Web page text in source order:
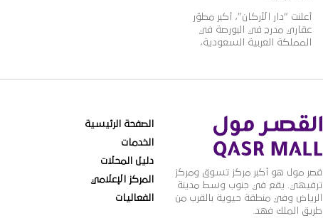
أعلنت “دار الأركان”، أكبر مطوّر
عقاري مدرج في البورصة في
المملكة العربية السعودية،
الشركة الرائدة في مجال تطوير
والترفيه على مستوى منطقة
الشرق الأوسط وأفريقيا
وآسيا، وذلك لافتتاح مجمّع
دور عرض “ڤوكس سينما” في
المملكة العربية السعودية.
وقد تمّ توقيع […]
المملكة العربية السعودية […]
قصر مول هو أكبر مركز تسوق ومركز
ترفيهي. يقع في جنوب وسط مدينة
الرياض وفي منطقة حيوية بالقرب من
طريق الملك فهد.
الصفحة الرئيسية
الخدمات
دليل المحلات
المركز الإعلامي
الفعاليات